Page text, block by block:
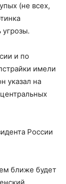
(не всех,
угрозы.
и по
имели
указал на
России
ближе будет